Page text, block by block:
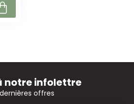
notre infolettre
offres